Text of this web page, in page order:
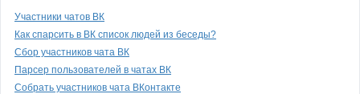
Участники чатов ВК
Как спарсить в ВК список людей из беседы?
Сбор участников чата ВК
Парсер пользователей в чатах ВК
Собрать участников чата ВКонтакте